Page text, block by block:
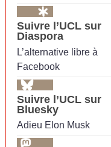
Suivre l’UCL sur
Diaspora
L’alternative libre à
Facebook
Suivre l’UCL sur
Bluesky
Adieu Elon Musk